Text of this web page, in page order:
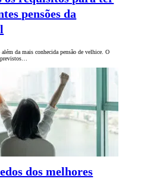
pensões da
da mais conhecida pensão de velhice. O
previstos…
dos melhores